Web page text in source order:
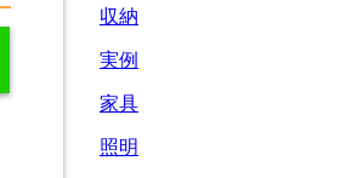
収納
実例
家具
照明